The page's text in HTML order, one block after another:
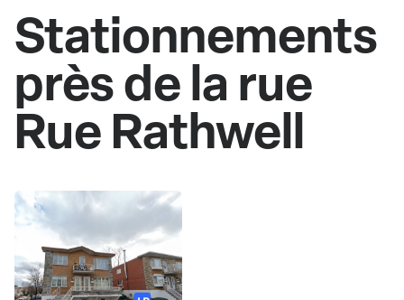
Stationnements
près de la rue
Rue Rathwell